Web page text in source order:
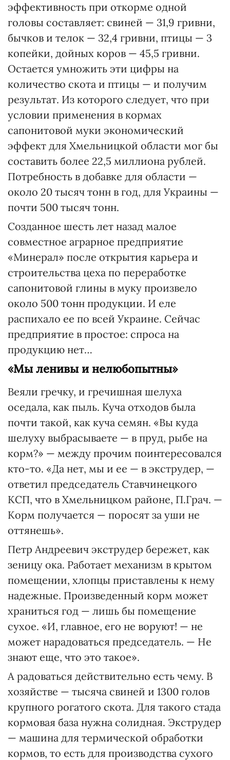
эффективность при откорме одной
головы составляет: свиней — 31,9 гривни,
бычков и телок — 32,4 гривни, птицы — 3
копейки, дойных коров — 45,5 гривни.
Остается умножить эти цифры на
количество скота и птицы — и получим
результат. Из которого следует, что при
условии применения в кормах
сапонитовой муки экономический
эффект для Хмельницкой области мог бы
составить более 22,5 миллиона рублей.
Потребность в добавке для области —
около 20 тысяч тонн в год, для Украины —
почти 500 тысяч тонн.
Созданное шесть лет назад малое
совместное аграрное предприятие
«Минерал» после открытия карьера и
строительства цеха по переработке
сапонитовой глины в муку произвело
около 500 тонн продукции. И еле
распихало ее по всей Украине. Сейчас
предприятие в простое: спроса на
продукцию нет…
«Мы ленивы и нелюбопытны»
Веяли гречку, и гречишная шелуха
оседала, как пыль. Куча отходов была
почти такой, как куча семян. «Вы куда
шелуху выбрасываете — в пруд, рыбе на
корм?» — между прочим поинтересовался
кто-то. «Да нет, мы и ее — в экструдер, —
ответил председатель Ставчинецкого
КСП, что в Хмельницком районе, П.Грач. —
Корм получается — поросят за уши не
оттянешь».
Петр Андреевич экструдер бережет, как
зеницу ока. Работает механизм в крытом
помещении, хлопцы приставлены к нему
надежные. Произведенный корм может
храниться год — лишь бы помещение
сухое. «И, главное, его не воруют! — не
может нарадоваться председатель. — Не
знают еще, что это такое».
А радоваться действительно есть чему. В
хозяйстве — тысяча свиней и 1300 голов
крупного рогатого скота. Для такого стада
кормовая база нужна солидная. Экструдер
— машина для термической обработки
кормов, то есть для производства сухого